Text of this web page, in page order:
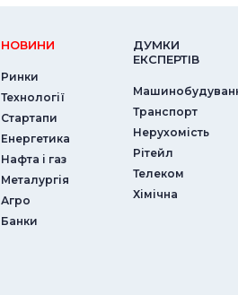
НОВИНИ
Ринки
Технології
Стартапи
Енергетика
Нафта і газ
Металургія
Агро
Банки
ДУМКИ
ЕКСПЕРТIВ
Транспорт
Нерухомість
Рітейл
Телеком
Хімічна